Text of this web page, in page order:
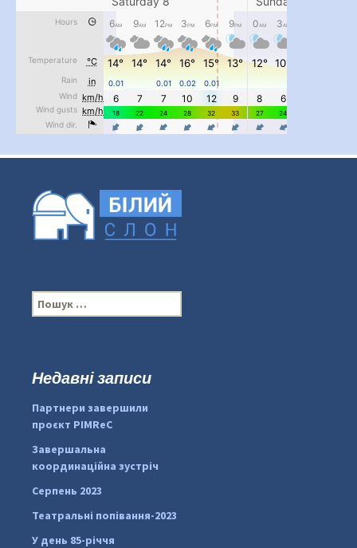
#PipIvanToday
#PipIvanWeather
...
pimrec_project
П
о
:Недавні записи
Партнери завершили
проєкт PIMReC
Завершальна
координаційна зустріч
Серпень 2023
Театральні попівання-2023
У день 85-річчя